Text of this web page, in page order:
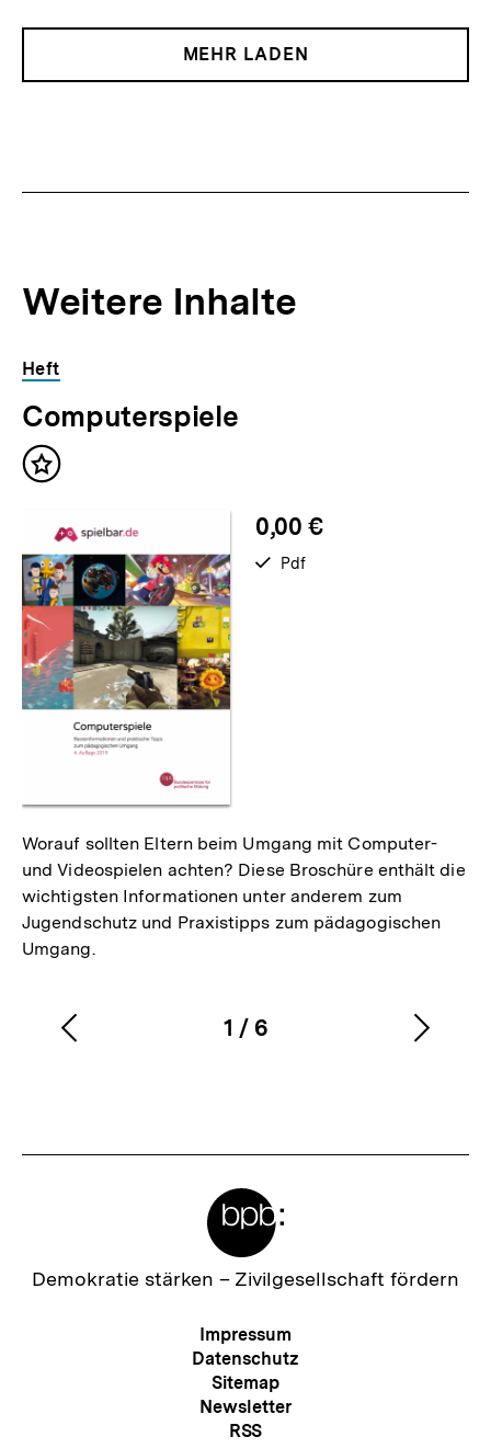
MEHR LADEN
Weitere Inhalte
Inhaltskarousell
für
weitere
Inhalte
Inhaltskarussell
überspringen
Heft
Computerspiele
Inhalt
0,00 €
verfügbar
Pdf
Worauf sollten Eltern beim Umgang mit Computer-
und Videospielen achten? Diese Broschüre enthält die
wichtigsten Informationen unter anderem zum
Jugendschutz und Praxistipps zum pädagogischen
Umgang.
Karussellinhalt
1
von
/ 6
Vorherigen
Zur
Demokratie stärken – Zivilgesellschaft fördern
Meta-
Navigation
Impressum
Datenschutz
Sitemap
Newsletter
RSS